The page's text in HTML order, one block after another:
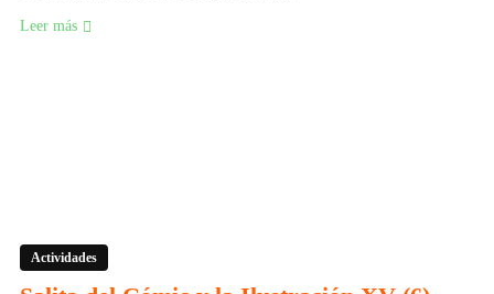
Leer más
Actividades